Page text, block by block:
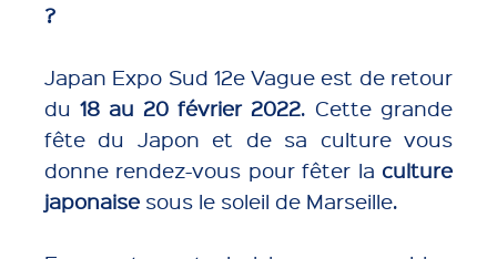
?
Japan Expo Sud 12e Vague est de retour
du 18 au 20 février 2022. Cette grande
fête du Japon et de sa culture vous
donne rendez-vous pour fêter la culture
japonaise sous le soleil de Marseille.